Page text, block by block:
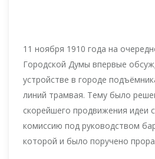
11 ноября 1910 года на
Городской Думы впервые
устройстве в городе
линий трамвая. Тему было
скорейшего продвижения идеи
комиссию под руководством
которой и было поручено